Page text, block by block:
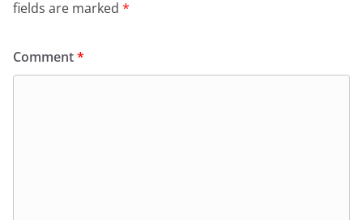
fields are marked *
Comment*